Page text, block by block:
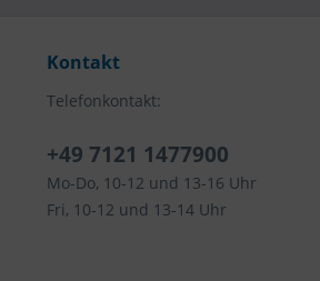
Kontakt
Telefonkontakt:
+49 7121 1477900
Mo-Do, 10-12 und 13-16 Uhr
Fri, 10-12 und 13-14 Uhr